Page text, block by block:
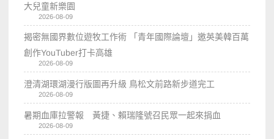
大兒童新樂園
2026-08-09
揭密無國界數位遊牧工作術 「青年國際論壇」邀英美韓百萬
創作YouTuber打卡高雄
2026-08-09
澄清湖環湖漫行版圖再升級 鳥松文前路新步道完工
2026-08-09
暑期血庫拉警報 黃捷、賴瑞隆號召民眾一起來捐血
2026-08-09